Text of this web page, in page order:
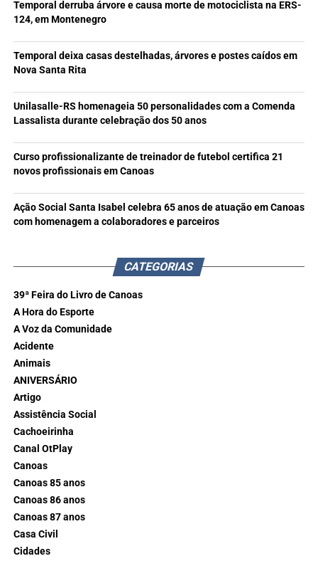
Temporal derruba árvore e causa morte de motociclista na ERS-
124, em Montenegro
Temporal deixa casas destelhadas, árvores e postes caídos em
Nova Santa Rita
Unilasalle-RS homenageia 50 personalidades com a Comenda
Lassalista durante celebração dos 50 anos
Curso profissionalizante de treinador de futebol certifica 21
novos profissionais em Canoas
Ação Social Santa Isabel celebra 65 anos de atuação em Canoas
com homenagem a colaboradores e parceiros
CATEGORIAS
39ª Feira do Livro de Canoas
A Hora do Esporte
A Voz da Comunidade
Acidente
Animais
ANIVERSÁRIO
Artigo
Assistência Social
Cachoeirinha
Canal OtPlay
Canoas
Canoas 85 anos
Canoas 86 anos
Canoas 87 anos
Casa Civil
Cidades